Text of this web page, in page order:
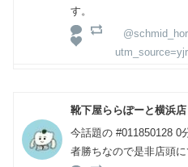
す。
靴下屋ららぽーと横浜店
今話題の #011850128 0
者勝ちなので是非店頭